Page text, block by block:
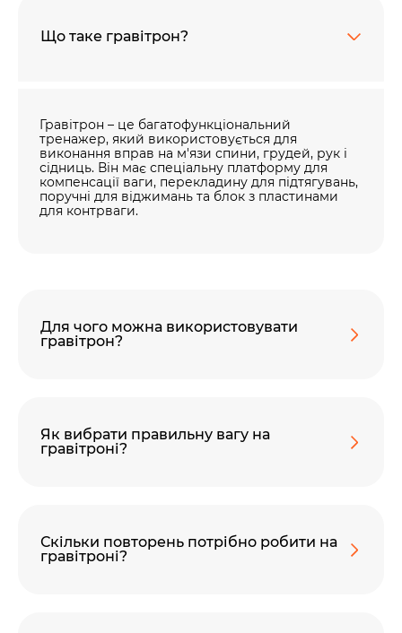
Що таке гравітрон?
Гравітрон – це багатофункціональний
тренажер, який використовується для
виконання вправ на м'язи спини, грудей, рук і
сідниць. Він має спеціальну платформу для
компенсації ваги, перекладину для підтягувань,
поручні для віджимань та блок з пластинами
для контрваги.
Для чого можна використовувати
гравітрон?
Як вибрати правильну вагу на
гравітроні?
Скільки повторень потрібно робити на
гравітроні?
00
хв
59
сек
Наше право на життя, свободу та
творчість вибороли ті, хто свої життя —